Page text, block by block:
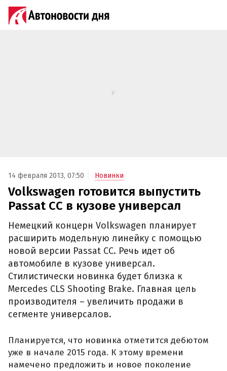
14 февраля 2013, 07:50 Новинки
Volkswagen готовится выпустить
Passat CC в кузове универсал
Немецкий концерн Volkswagen планирует
расширить модельную линейку с помощью
новой версии Passat CC. Речь идет об
автомобиле в кузове универсал.
Стилистически новинка будет близка к
Mercedes CLS Shooting Brake. Главная цель
производителя – увеличить продажи в
сегменте универсалов.
Планируется, что новинка отметится дебютом
уже в начале 2015 года. К этому времени
намечено предложить и новое поколение